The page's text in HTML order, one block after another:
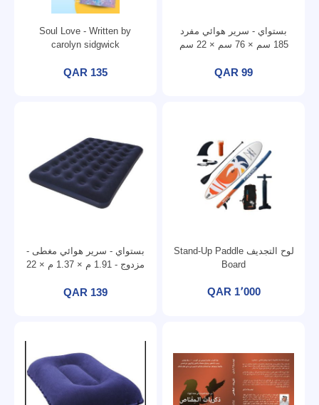
بستواي - سرير هوائي مفرد
185 سم × 76 سم × 22 سم
QAR 99
Soul Love - Written by
carolyn sidgwick
QAR 135
لوح التجديف Stand-Up Paddle
Board
QAR 1٬000
بستواي - سرير هوائي مغطى -
مزدوج - 1.91 م × 1.37 م × 22
QAR 139